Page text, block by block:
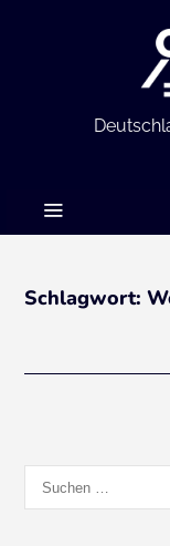
Schlagwort:
nach: